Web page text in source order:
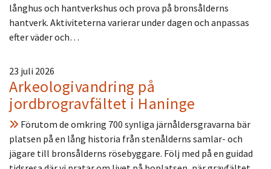
långhus och hantverkshus och prova på bronsålderns
hantverk. Aktiviteterna varierar under dagen och anpassas
efter väder och…
23 juli 2026
Arkeologivandring på
jordbrogravfältet i Haninge
Förutom de omkring 700 synliga järnåldersgravarna bär
platsen på en lång historia från stenålderns samlar- och
jägare till bronsålderns rösebyggare. Följ med på en guidad